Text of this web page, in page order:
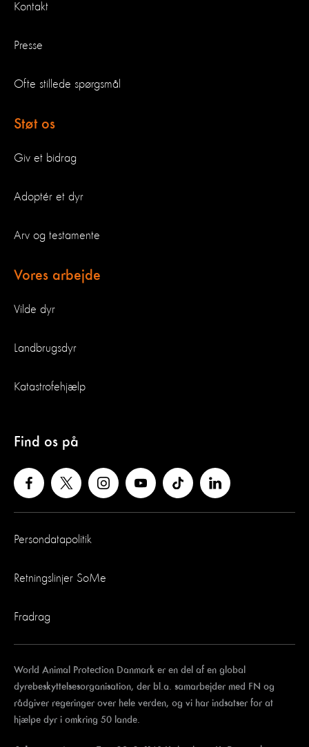
Kontakt
Presse
Ofte stillede spørgsmål
Støt os
Giv et bidrag
Adoptér et dyr
Arv og testamente
Vores arbejde
Vilde dyr
Landbrugsdyr
Katastrofehjælp
Find os på
Persondatapolitik
Retningslinjer SoMe
Fradrag
World Animal Protection Danmark er en del af en global
dyrebeskyttelsesorganisation, der bl.a. samarbejder med FN og
rådgiver regeringer over hele verden, og vi har indsatser for at
hjælpe dyr i omkring 50 lande.